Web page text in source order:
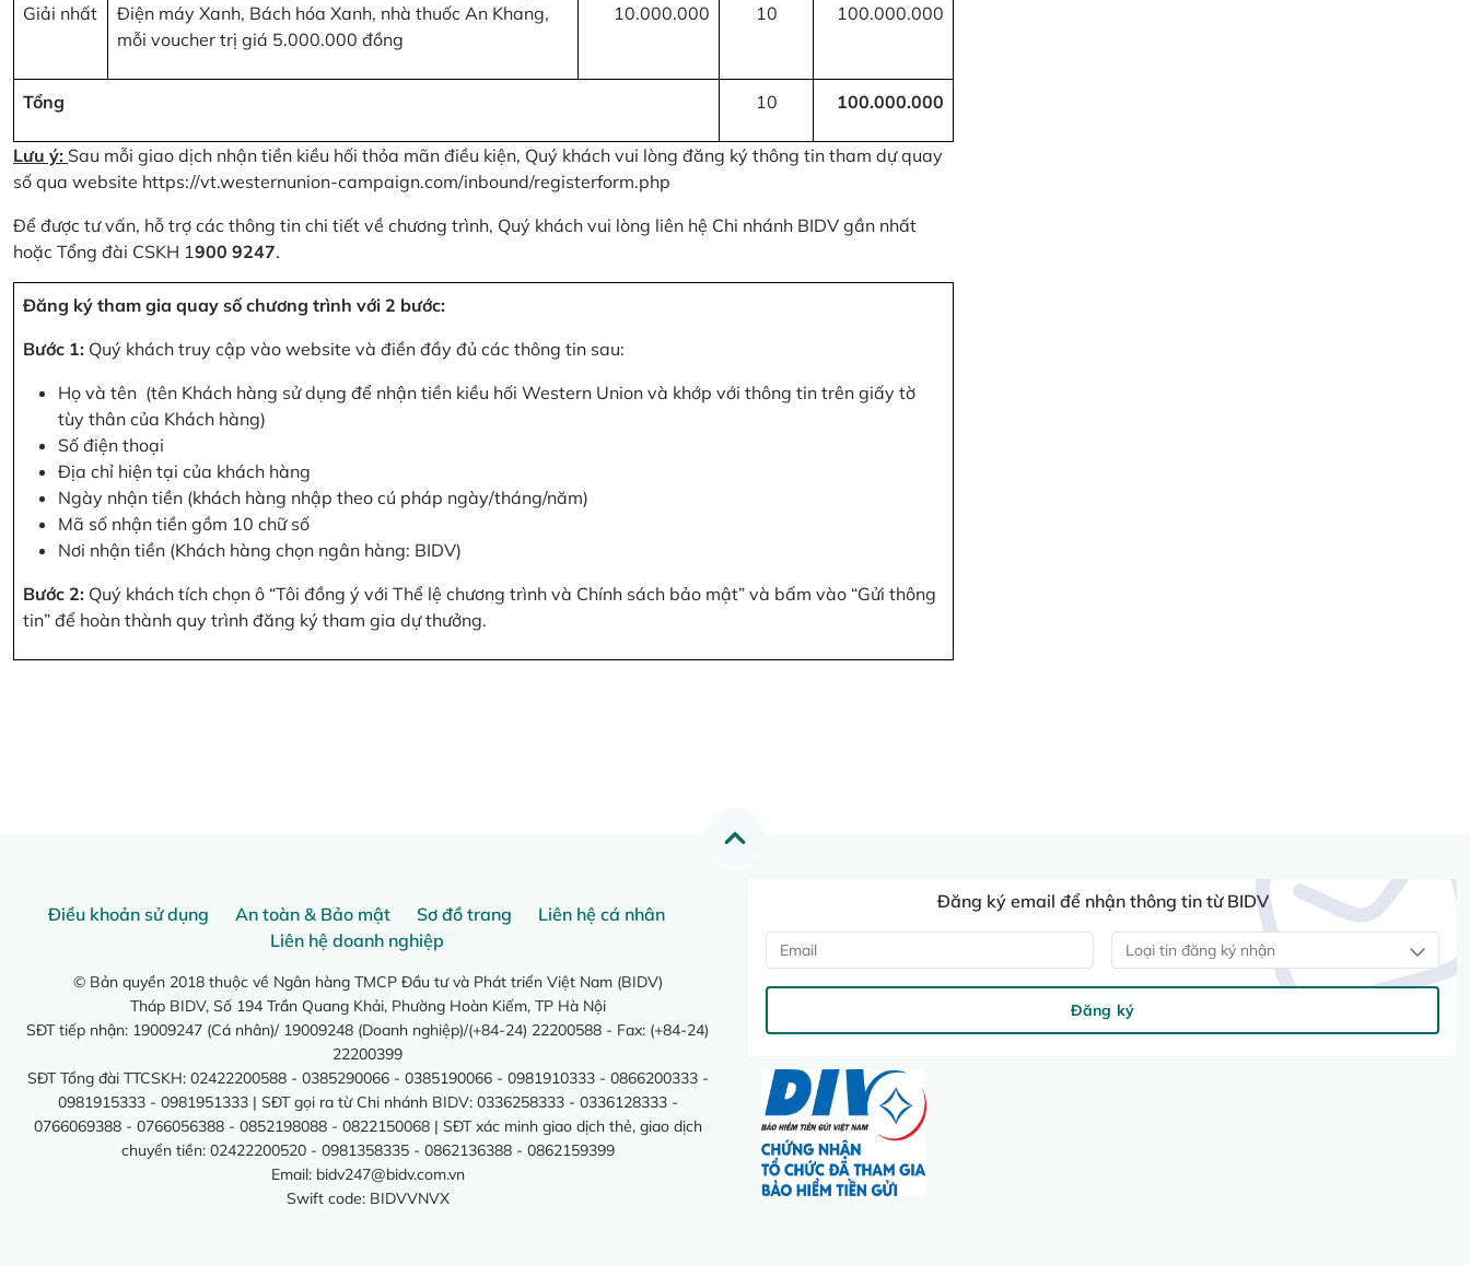
Giải nhất
Điện máy Xanh, Bách hóa Xanh, nhà thuốc An Khang,
mỗi voucher trị giá 5.000.000 đồng
10.000.000 10 100.000.000
Tổng 10 100.000.000
Lưu ý: Sau mỗi giao dịch nhận tiền kiều hối thỏa mãn điều kiện, Quý khách vui lòng đăng ký thông tin tham dự quay
số qua website https://vt.westernunion-campaign.com/inbound/registerform.php
Để được tư vấn, hỗ trợ các thông tin chi tiết về chương trình, Quý khách vui lòng liên hệ Chi nhánh BIDV gần nhất
hoặc Tổng đài CSKH 1900 9247.
Đăng ký tham gia quay số chương trình với 2 bước:
Bước 1: Quý khách truy cập vào website và điền đầy đủ các thông tin sau:
Họ và tên (tên Khách hàng sử dụng để nhận tiền kiều hối Western Union và khớp với thông tin trên giấy tờ
tùy thân của Khách hàng)
Số điện thoại
Địa chỉ hiện tại của khách hàng
Ngày nhận tiền (khách hàng nhập theo cú pháp ngày/tháng/năm)
Mã số nhận tiền gồm 10 chữ số
Nơi nhận tiền (Khách hàng chọn ngân hàng: BIDV)
Bước 2: Quý khách tích chọn ô “Tôi đồng ý với Thể lệ chương trình và Chính sách bảo mật” và bấm vào “Gửi thông
tin” để hoàn thành quy trình đăng ký tham gia dự thưởng.
Điều khoản sử dụng An toàn & Bảo mật Sơ đồ trang
Liên hệ cá nhân
Liên hệ doanh nghiệp
© Bản quyền 2018 thuộc về Ngân hàng TMCP Đầu tư và Phát triển Việt Nam (BIDV)
Tháp BIDV, Số 194 Trần Quang Khải, Phường Hoàn Kiếm, TP Hà Nội
SĐT tiếp nhận: 19009247 (Cá nhân)/ 19009248 (Doanh nghiệp)/(+84-24) 22200588 - Fax: (+84-24)
22200399
SĐT Tổng đài TTCSKH: 02422200588 - 0385290066 - 0385190066 - 0981910333 - 0866200333 -
0981915333 - 0981951333 | SĐT gọi ra từ Chi nhánh BIDV: 0336258333 - 0336128333 -
0766069388 - 0766056388 - 0852198088 - 0822150068 | SĐT xác minh giao dịch thẻ, giao dịch
chuyển tiền: 02422200520 - 0981358335 - 0862136388 - 0862159399
Email: bidv247@bidv.com.vn
Swift code: BIDVVNVX
Đăng ký email để nhận thông tin từ BIDV
Loại tin đăng ký nhận
Đăng ký